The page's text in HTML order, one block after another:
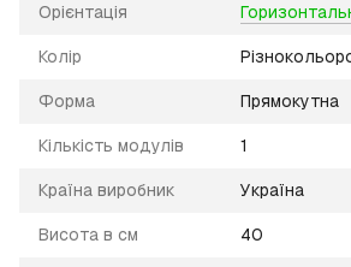
Орієнтація
Колір
Форма Прямокутна
Кількість модулів 1
Країна виробник Україна
Висота в см 40